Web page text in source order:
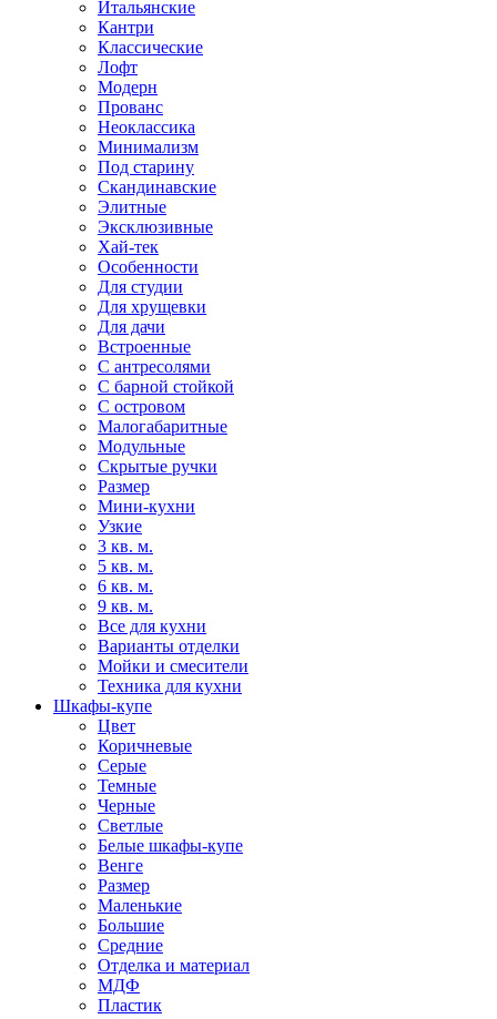
Итальянские
Кантри
Классические
Лофт
Модерн
Прованс
Неоклассика
Минимализм
Под старину
Скандинавские
Элитные
Эксклюзивные
Хай-тек
Особенности
Для студии
Для хрущевки
Для дачи
Встроенные
С антресолями
С барной стойкой
С островом
Малогабаритные
Модульные
Скрытые ручки
Размер
Мини-кухни
Узкие
3 кв. м.
5 кв. м.
6 кв. м.
9 кв. м.
Все для кухни
Варианты отделки
Мойки и смесители
Техника для кухни
Шкафы-купе
Цвет
Коричневые
Серые
Темные
Черные
Светлые
Белые шкафы-купе
Венге
Размер
Маленькие
Большие
Средние
Отделка и материал
МДФ
Пластик